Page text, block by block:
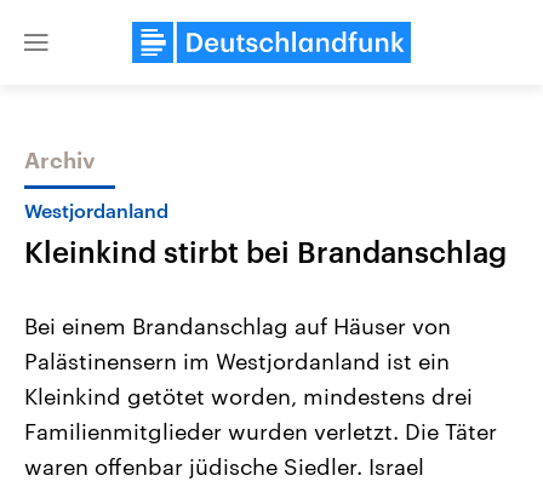
Close
Themen
Landtagswahl Sachsen-Anhalt
2026
Alle Informationen
Sachsen-Anhalt wählt am 6.
USA
Aktuelle Beiträge,
Hintergründe
Wirtschaftlich und
Archiv
Westjordanland
Kleinkind stirbt bei Brandanschlag
Bei einem Brandanschlag auf Häuser von
Palästinensern im Westjordanland ist ein
Kleinkind getötet worden, mindestens drei
Familienmitglieder wurden verletzt. Die Täter
waren offenbar jüdische Siedler. Israel